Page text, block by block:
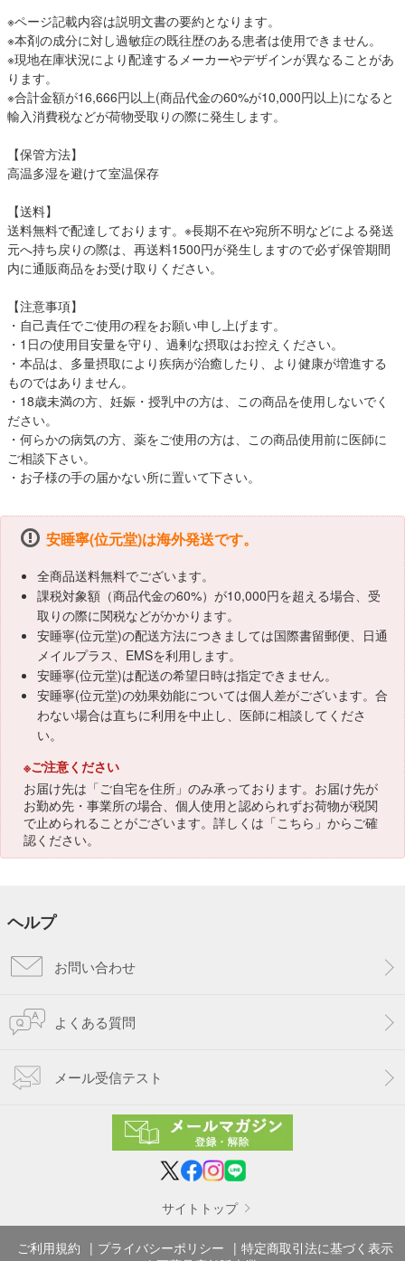
※ページ記載内容は説明文書の要約となります。
※本剤の成分に対し過敏症の既往歴のある患者は使用できません。
※現地在庫状況により配達するメーカーやデザインが異なることがあ
ります。
※合計金額が16,666円以上(商品代金の60%が10,000円以上)になると
輸入消費税などが荷物受取りの際に発生します。
【保管方法】
高温多湿を避けて室温保存
【送料】
送料無料で配達しております。※長期不在や宛所不明などによる発送
元へ持ち戻りの際は、再送料1500円が発生しますので必ず保管期間
内に通販商品をお受け取りください。
【注意事項】
・自己責任でご使用の程をお願い申し上げます。
・1日の使用目安量を守り、過剰な摂取はお控えください。
・本品は、多量摂取により疾病が治癒したり、より健康が増進する
ものではありません。
・18歳未満の方、妊娠・授乳中の方は、この商品を使用しないでく
ださい。
・何らかの病気の方、薬をご使用の方は、この商品使用前に医師に
ご相談下さい。
・お子様の手の届かない所に置いて下さい。
安睡寧(位元堂)は海外発送です。
全商品送料無料でございます。
課税対象額（商品代金の60%）が10,000円を超える場合、受
取りの際に関税などがかかります。
安睡寧(位元堂)の配送方法につきましては国際書留郵便、日通
メイルプラス、EMSを利用します。
安睡寧(位元堂)は配送の希望日時は指定できません。
安睡寧(位元堂)の効果効能については個人差がございます。合
わない場合は直ちに利用を中止し、医師に相談してくださ
い。
※ご注意ください
お届け先は「ご自宅を住所」のみ承っております。お届け先が
お勤め先・事業所の場合、個人使用と認められずお荷物が税関
で止められることがございます。詳しくは「こちら 」からご確
認ください。
ヘルプ
お問い合わせ
よくある質問
メール受信テスト
サイトトップ
ご利用規約 プライバシーポリシー
特定商取引法に基づく表示